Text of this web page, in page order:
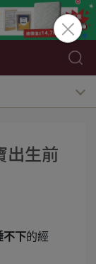
出生前
不下的經